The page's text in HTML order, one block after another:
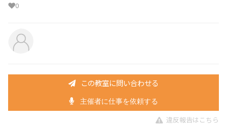
0
この教室に問い合わせる
主催者に仕事を依頼する
違反報告はこちら